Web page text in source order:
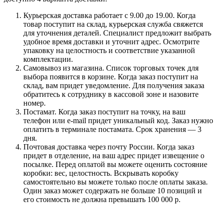
Курьерская доставка работает с 9.00 до 19.00. Когда
товар поступит на склад, курьерская служба свяжется
для уточнения деталей. Специалист предложит выбрать
удобное время доставки и уточнит адрес. Осмотрите
упаковку на целостность и соответствие указанной
комплектации.
Самовывоз из магазина. Список торговых точек для
выбора появится в корзине. Когда заказ поступит на
склад, вам придет уведомление. Для получения заказа
обратитесь к сотруднику в кассовой зоне и назовите
номер.
Постамат. Когда заказ поступит на точку, на ваш
телефон или e-mail придет уникальный код. Заказ нужно
оплатить в терминале постамата. Срок хранения — 3
дня.
Почтовая доставка через почту России. Когда заказ
придет в отделение, на ваш адрес придет извещение о
посылке. Перед оплатой вы можете оценить состояние
коробки: вес, целостность. Вскрывать коробку
самостоятельно вы можете только после оплаты заказа.
Один заказ может содержать не больше 10 позиций и
его стоимость не должна превышать 100 000 р.